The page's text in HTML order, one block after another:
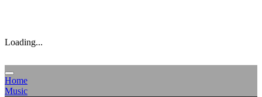
Loading...
Home
Music